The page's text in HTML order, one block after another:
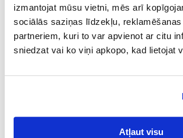
izmantojat mūsu vietni, mēs arī
sociālās saziņas līdzekļu,
partneriem, kuri to var apvienot ar citu
sniedzat vai ko viņi apkopo, kad lietojat
Atļaut visu
Sunim jāstāv ar galvu uz priekšu uz līdzenas un
Izmantojot drēbnieka mērlenti, izmēriet
(aptuveni aiz otrā kakla skriemeļa)līdz astes
krustu kaula gala līmenī).
Apmērs jāmēra krūšu platākajā vietā.
Parametri
Vidēja lieluma šķirnes